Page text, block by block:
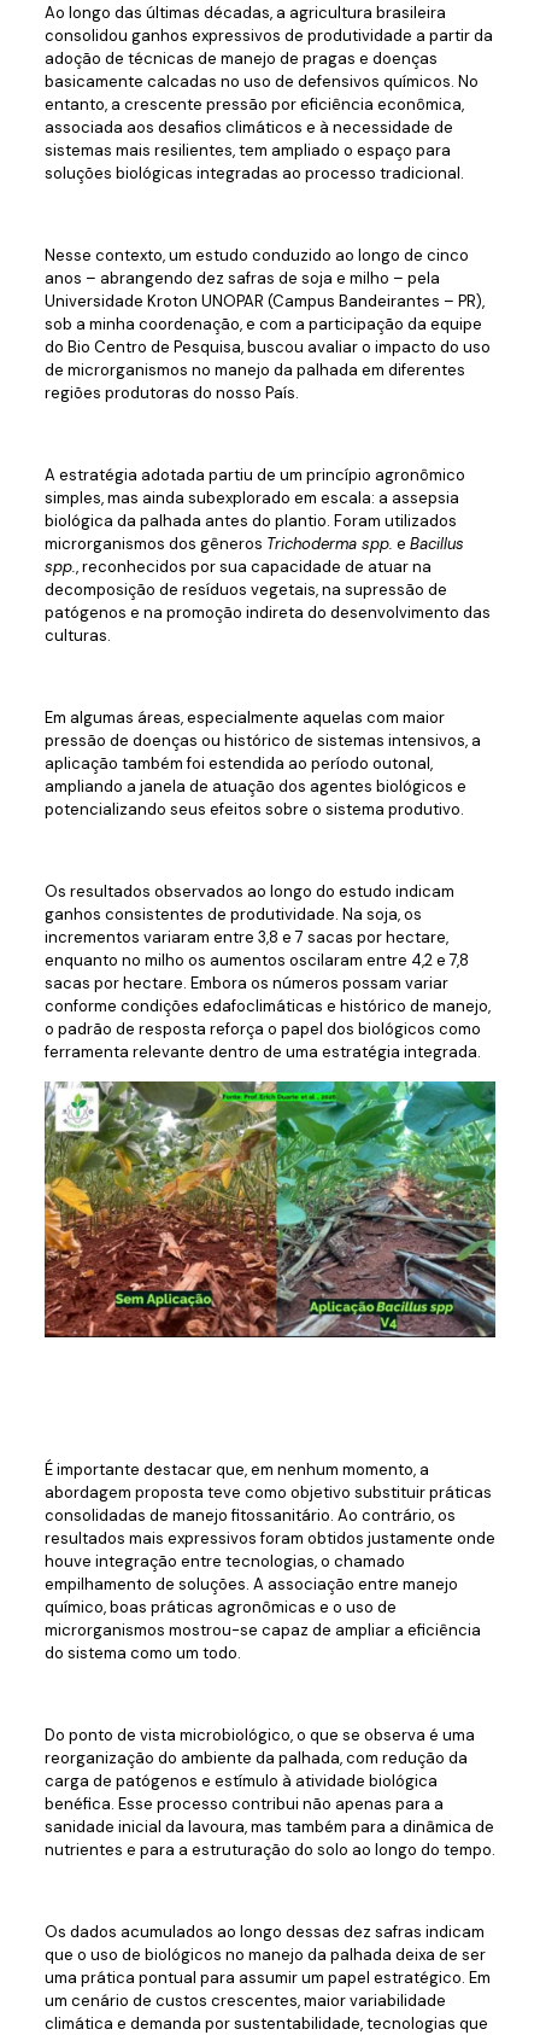
Ao longo das últimas décadas, a agricultura brasileira
consolidou ganhos expressivos de produtividade a partir da
adoção de técnicas de manejo de pragas e doenças
basicamente calcadas no uso de defensivos químicos. No
entanto, a crescente pressão por eficiência econômica,
associada aos desafios climáticos e à necessidade de
sistemas mais resilientes, tem ampliado o espaço para
soluções biológicas integradas ao processo tradicional.
Nesse contexto, um estudo conduzido ao longo de cinco
anos – abrangendo dez safras de soja e milho – pela
Universidade Kroton UNOPAR (Campus Bandeirantes – PR),
sob a minha coordenação, e com a participação da equipe
do Bio Centro de Pesquisa, buscou avaliar o impacto do uso
de microrganismos no manejo da palhada em diferentes
regiões produtoras do nosso País.
A estratégia adotada partiu de um princípio agronômico
simples, mas ainda subexplorado em escala: a assepsia
biológica da palhada antes do plantio. Foram utilizados
microrganismos dos gêneros Trichoderma spp. e Bacillus
spp., reconhecidos por sua capacidade de atuar na
decomposição de resíduos vegetais, na supressão de
patógenos e na promoção indireta do desenvolvimento das
culturas.
Em algumas áreas, especialmente aquelas com maior
pressão de doenças ou histórico de sistemas intensivos, a
aplicação também foi estendida ao período outonal,
ampliando a janela de atuação dos agentes biológicos e
potencializando seus efeitos sobre o sistema produtivo.
Os resultados observados ao longo do estudo indicam
ganhos consistentes de produtividade. Na soja, os
incrementos variaram entre 3,8 e 7 sacas por hectare,
enquanto no milho os aumentos oscilaram entre 4,2 e 7,8
sacas por hectare. Embora os números possam variar
conforme condições edafoclimáticas e histórico de manejo,
o padrão de resposta reforça o papel dos biológicos como
ferramenta relevante dentro de uma estratégia integrada.
É importante destacar que, em nenhum momento, a
abordagem proposta teve como objetivo substituir práticas
consolidadas de manejo fitossanitário. Ao contrário, os
resultados mais expressivos foram obtidos justamente onde
houve integração entre tecnologias, o chamado
empilhamento de soluções. A associação entre manejo
químico, boas práticas agronômicas e o uso de
microrganismos mostrou-se capaz de ampliar a eficiência
do sistema como um todo.
Do ponto de vista microbiológico, o que se observa é uma
reorganização do ambiente da palhada, com redução da
carga de patógenos e estímulo à atividade biológica
benéfica. Esse processo contribui não apenas para a
sanidade inicial da lavoura, mas também para a dinâmica de
nutrientes e para a estruturação do solo ao longo do tempo.
Os dados acumulados ao longo dessas dez safras indicam
que o uso de biológicos no manejo da palhada deixa de ser
uma prática pontual para assumir um papel estratégico. Em
um cenário de custos crescentes, maior variabilidade
climática e demanda por sustentabilidade, tecnologias que